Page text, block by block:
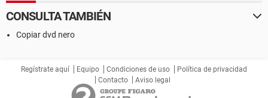
CONSULTA TAMBIÉN
Copiar dvd nero
Regístrate aquí Equipo Condiciones de uso
Política de privacidad
Contacto
Aviso legal